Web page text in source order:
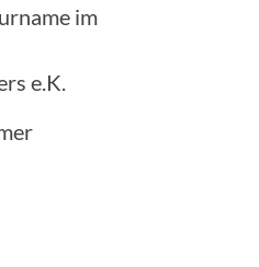
im
e.K.